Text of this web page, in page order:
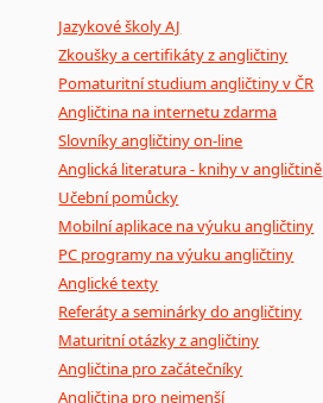
poradny a pravidla
Jazykové školy AJ
Zkoušky a certifikáty z angličtiny
Pomaturitní studium angličtiny v ČR
Angličtina na internetu zdarma
Slovníky angličtiny on-line
Anglická literatura - knihy v angličtině
Učební pomůcky
Mobilní aplikace na výuku angličtiny
PC programy na výuku angličtiny
Anglické texty
Referáty a seminárky do angličtiny
Maturitní otázky z angličtiny
Angličtina pro začátečníky
Angličtina pro nejmenší